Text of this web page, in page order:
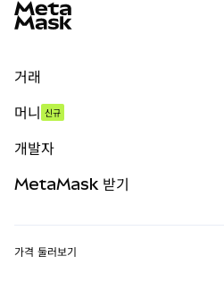
거래
무기한 선물
실물자산
머니 신규
개발자
MetaMask 받기
가격 둘러보기